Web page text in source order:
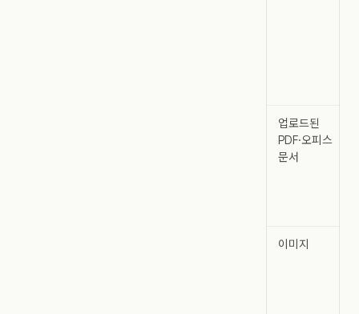
업로드된
PDF·오피스
문서
이미지